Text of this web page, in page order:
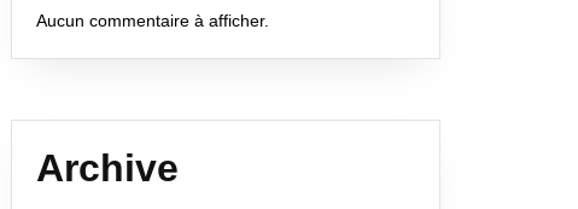
Aucun commentaire à afficher.
Archive